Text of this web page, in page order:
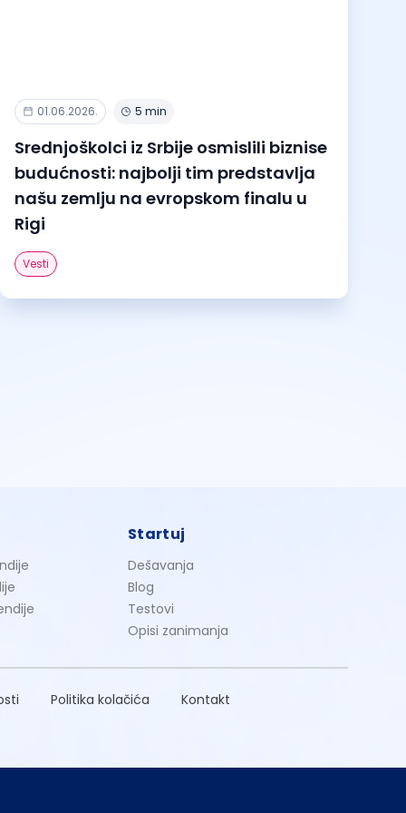
01.06.2026. 5 min
Srednjoškolci iz Srbije osmislili biznise
budućnosti: najbolji tim predstavlja
našu zemlju na evropskom finalu u
Rigi
Vesti
Startuj
Dešavanja
Blog
Testovi
Opisi zanimanja
Politika kolačića Kontakt